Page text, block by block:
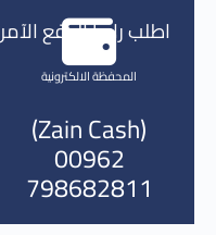
اطلب رابط الدفع الآمن
المحفظة الالكترونية
(Zain Cash)
00962
798682811